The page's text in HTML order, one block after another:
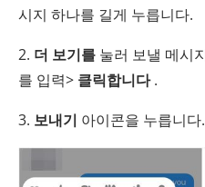
시지 하나를 길게 누릅니다.
2. 더 보기를 눌러 보낼 메시
를 입력> 클릭합니다.
3. 보내기 아이콘을 누릅니다.